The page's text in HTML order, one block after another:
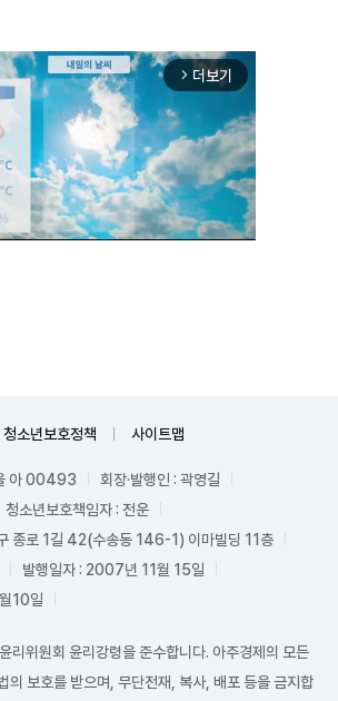
arrow_forward_ios 더보기
청소년보호정책 사이트맵
아 00493
회장·발행인 : 곽영길
청소년보호책임자 : 전운
종로 1길 42(수송동 146-1) 이마빌딩 11층
발행일자 : 2007년 11월 15일
10일
리위원회 윤리강령을 준수합니다. 아주경제의 모든
의 보호를 받으며, 무단전재, 복사, 배포 등을 금지합